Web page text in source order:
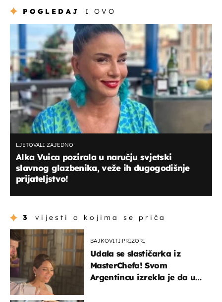
POGLEDAJ I OVO
LJETOVALI ZAJEDNO
Alka Vuica pozirala u naručju svjetski
slavnog glazbenika, veže ih dugogodišnje
prijateljstvo!
3 vijesti o kojima se priča
BAJKOVITI PRIZORI
Udala se slastičarka iz
MasterChefa! Svom
Argentincu izrekla je da u